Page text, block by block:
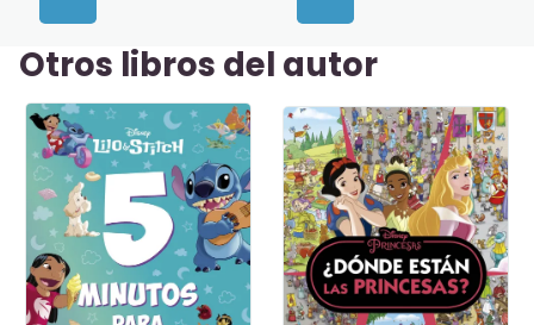
Otros libros del autor